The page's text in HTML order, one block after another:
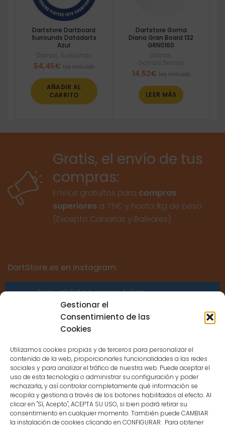
Gestionar el
Consentimiento de las
Cookies
Utilizamos cookies propias y de terceros para personalizar el
contenido de la web, proporcionarles funcionalidades a las redes
sociales y para analizar el tráfico de nuestra web. Puede aceptar el
uso de esta tecnología o administrar su configuración y poder
rechazarla, y así controlar completamente qué información se
recopila y gestiona a través de los botones habilitados al efecto. Al
clicar en "Sí, Acepto", ACEPTA SU USO, si bien podrá retirar su
consentimiento en cualquier momento. También puede CAMBIAR
la instalación de cookies clicando en CONFIGURAR. Para obtener
Dartstore Dartboard
Surrounds Datadarts
Azul
Dianas Surrounds
54,45€ Iva incluido
AÑADIR AL
CARRITO
Dartstore Goma
Diana Gran Board 132
GRN0160
Dianas
Gomas Sensor
14,52€ Iva incluido
LEER MÁS
Gratis, el envío de tus
compras:
Envíos gratuitos para compras
superiores a 75€ y hasta 1kg de peso.
(Excepto Canarias y Baleares)
DartStore.es en Instagram:
Error validating access token:
Sessions for the user are not allowed
because the user is not a confirmed
CONTACTO
MENÚ PRINCIPAL